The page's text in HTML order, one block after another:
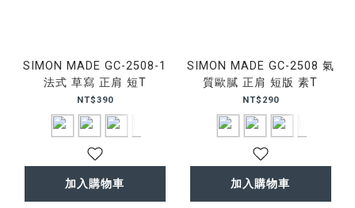
SIMON MADE GC-2508-1
法式 草寫 正肩 短T
NT$390
加入購物車
SIMON MADE GC-2508 氣
質歐膩 正肩 短版 素T
NT$290
加入購物車